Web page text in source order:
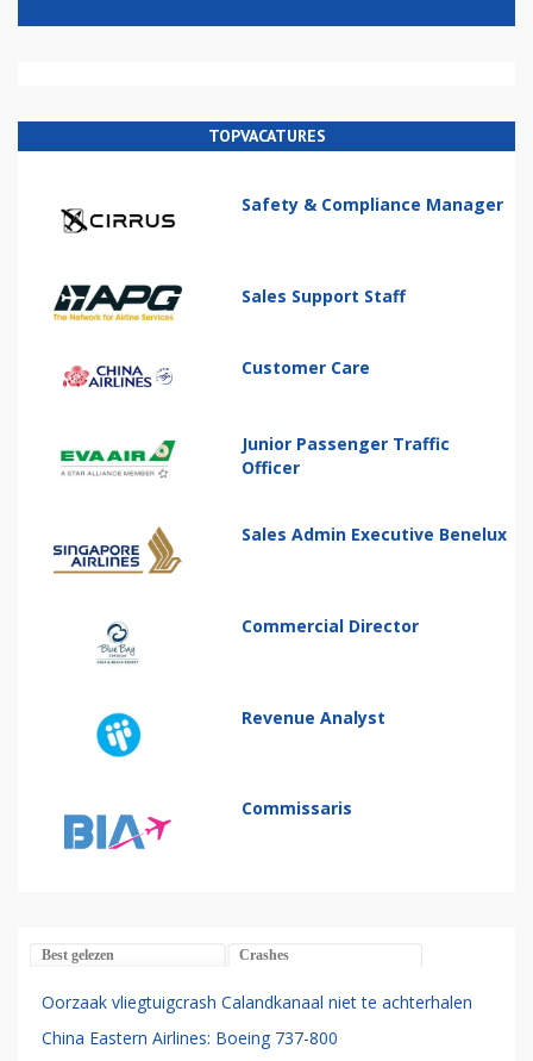
TOPVACATURES
Safety & Compliance Manager
Sales Support Staff
Customer Care
Junior Passenger Traffic
Officer
Sales Admin Executive Benelux
Commercial Director
Revenue Analyst
Commissaris
Best gelezen Crashes
Oorzaak vliegtuigcrash Calandkanaal niet te achterhalen
China Eastern Airlines: Boeing 737-800